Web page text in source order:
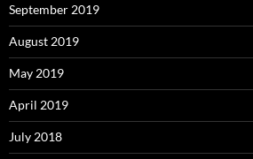
September 2019
August 2019
May 2019
April 2019
July 2018